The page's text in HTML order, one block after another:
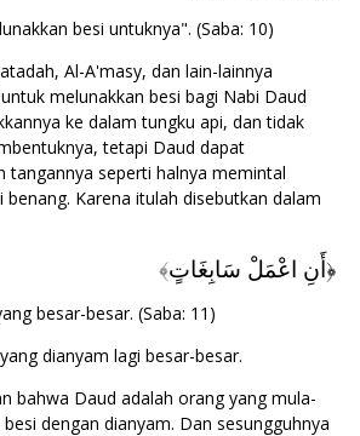
besi untuknya". (Saba: 10)
Al-A'masy, dan lain-lainnya
melunakkan besi bagi Nabi Daud
ke dalam tungku api, dan tidak
tetapi Daud dapat
tangannya seperti halnya memintal
Karena itulah disebutkan dalam
﴿أَنِ اعْمَلْ سَابِغَاتٍ﴾
besar-besar. (Saba: 11)
dianyam lagi besar-besar.
bahwa Daud adalah orang yang mula-
dengan dianyam. Dan sesungguhnya